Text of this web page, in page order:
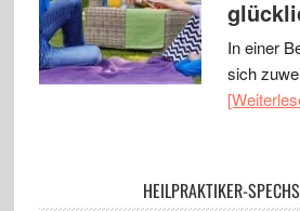
In einer
sich
HEILPRAKTIKER-